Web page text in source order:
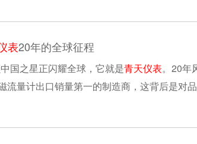
表20年的全球征程
国之星正闪耀全球，它就是青天仪表。20年
流量计出口销量第一的制造商，这背后是对